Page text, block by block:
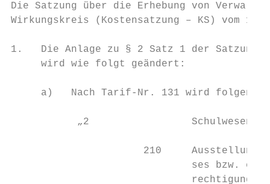
Die Satzung über die Erhebung von
Wirkungskreis (Kostensatzung – KS) vom
1.   Die Anlage zu § 2 Satz 1 der Satzung
     wird wie folgt geändert:
a)   Nach Tarif-Nr. 131 wird
„2                 Schulwesen –
210     Ausstellung
ses bzw.
                              rechtigung)